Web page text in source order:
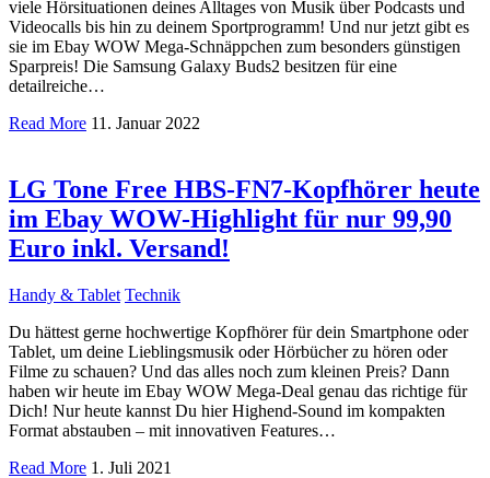
viele Hörsituationen deines Alltages von Musik über Podcasts und
Videocalls bis hin zu deinem Sportprogramm! Und nur jetzt gibt es
sie im Ebay WOW Mega-Schnäppchen zum besonders günstigen
Sparpreis! Die Samsung Galaxy Buds2 besitzen für eine
detailreiche…
Read More 11. Januar 2022
LG Tone Free HBS-FN7-Kopfhörer heute
im Ebay WOW-Highlight für nur 99,90
Euro inkl. Versand!
Handy & Tablet Technik
Du hättest gerne hochwertige Kopfhörer für dein Smartphone oder
Tablet, um deine Lieblingsmusik oder Hörbücher zu hören oder
Filme zu schauen? Und das alles noch zum kleinen Preis? Dann
haben wir heute im Ebay WOW Mega-Deal genau das richtige für
Dich! Nur heute kannst Du hier Highend-Sound im kompakten
Format abstauben – mit innovativen Features…
Read More 1. Juli 2021